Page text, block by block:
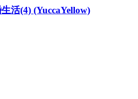
活(4) (YuccaYellow)